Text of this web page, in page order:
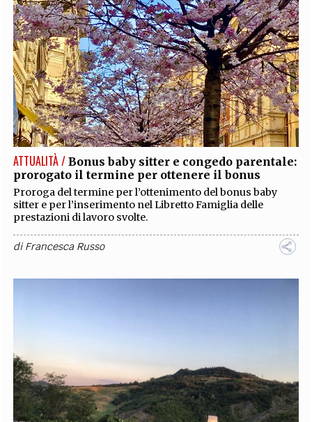
ATTUALITÀ / Bonus baby sitter e congedo parentale:
prorogato il termine per ottenere il bonus
Proroga del termine per l’ottenimento del bonus baby
sitter e per l’inserimento nel Libretto Famiglia delle
prestazioni di lavoro svolte.
diFrancesca Russo